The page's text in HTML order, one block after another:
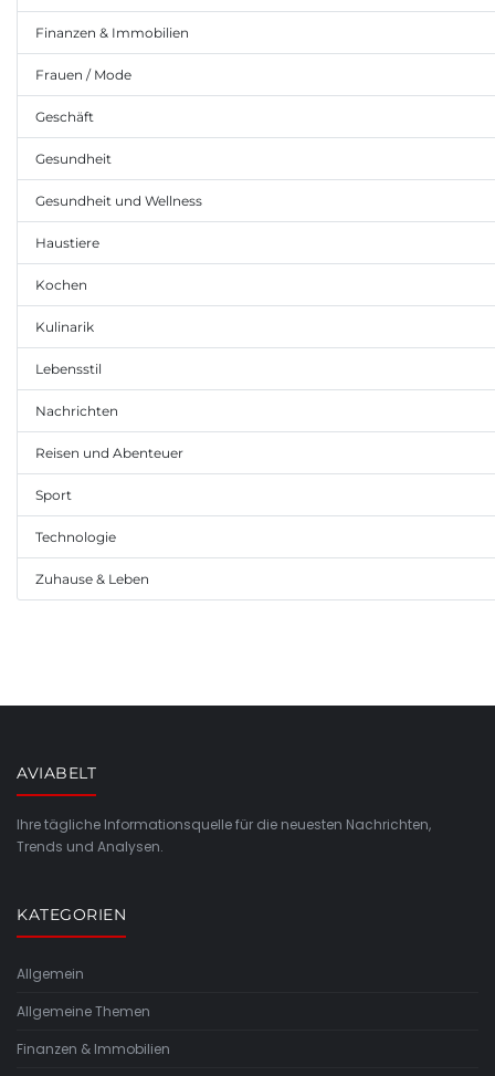
Finanzen & Immobilien
Frauen / Mode
Geschäft
Gesundheit
Gesundheit und Wellness
Haustiere
Kochen
Kulinarik
Lebensstil
Nachrichten
Reisen und Abenteuer
Sport
Technologie
Zuhause & Leben
AVIABELT
Ihre tägliche Informationsquelle für die neuesten Nachrichten,
Trends und Analysen.
KATEGORIEN
Allgemein
Allgemeine Themen
Finanzen & Immobilien